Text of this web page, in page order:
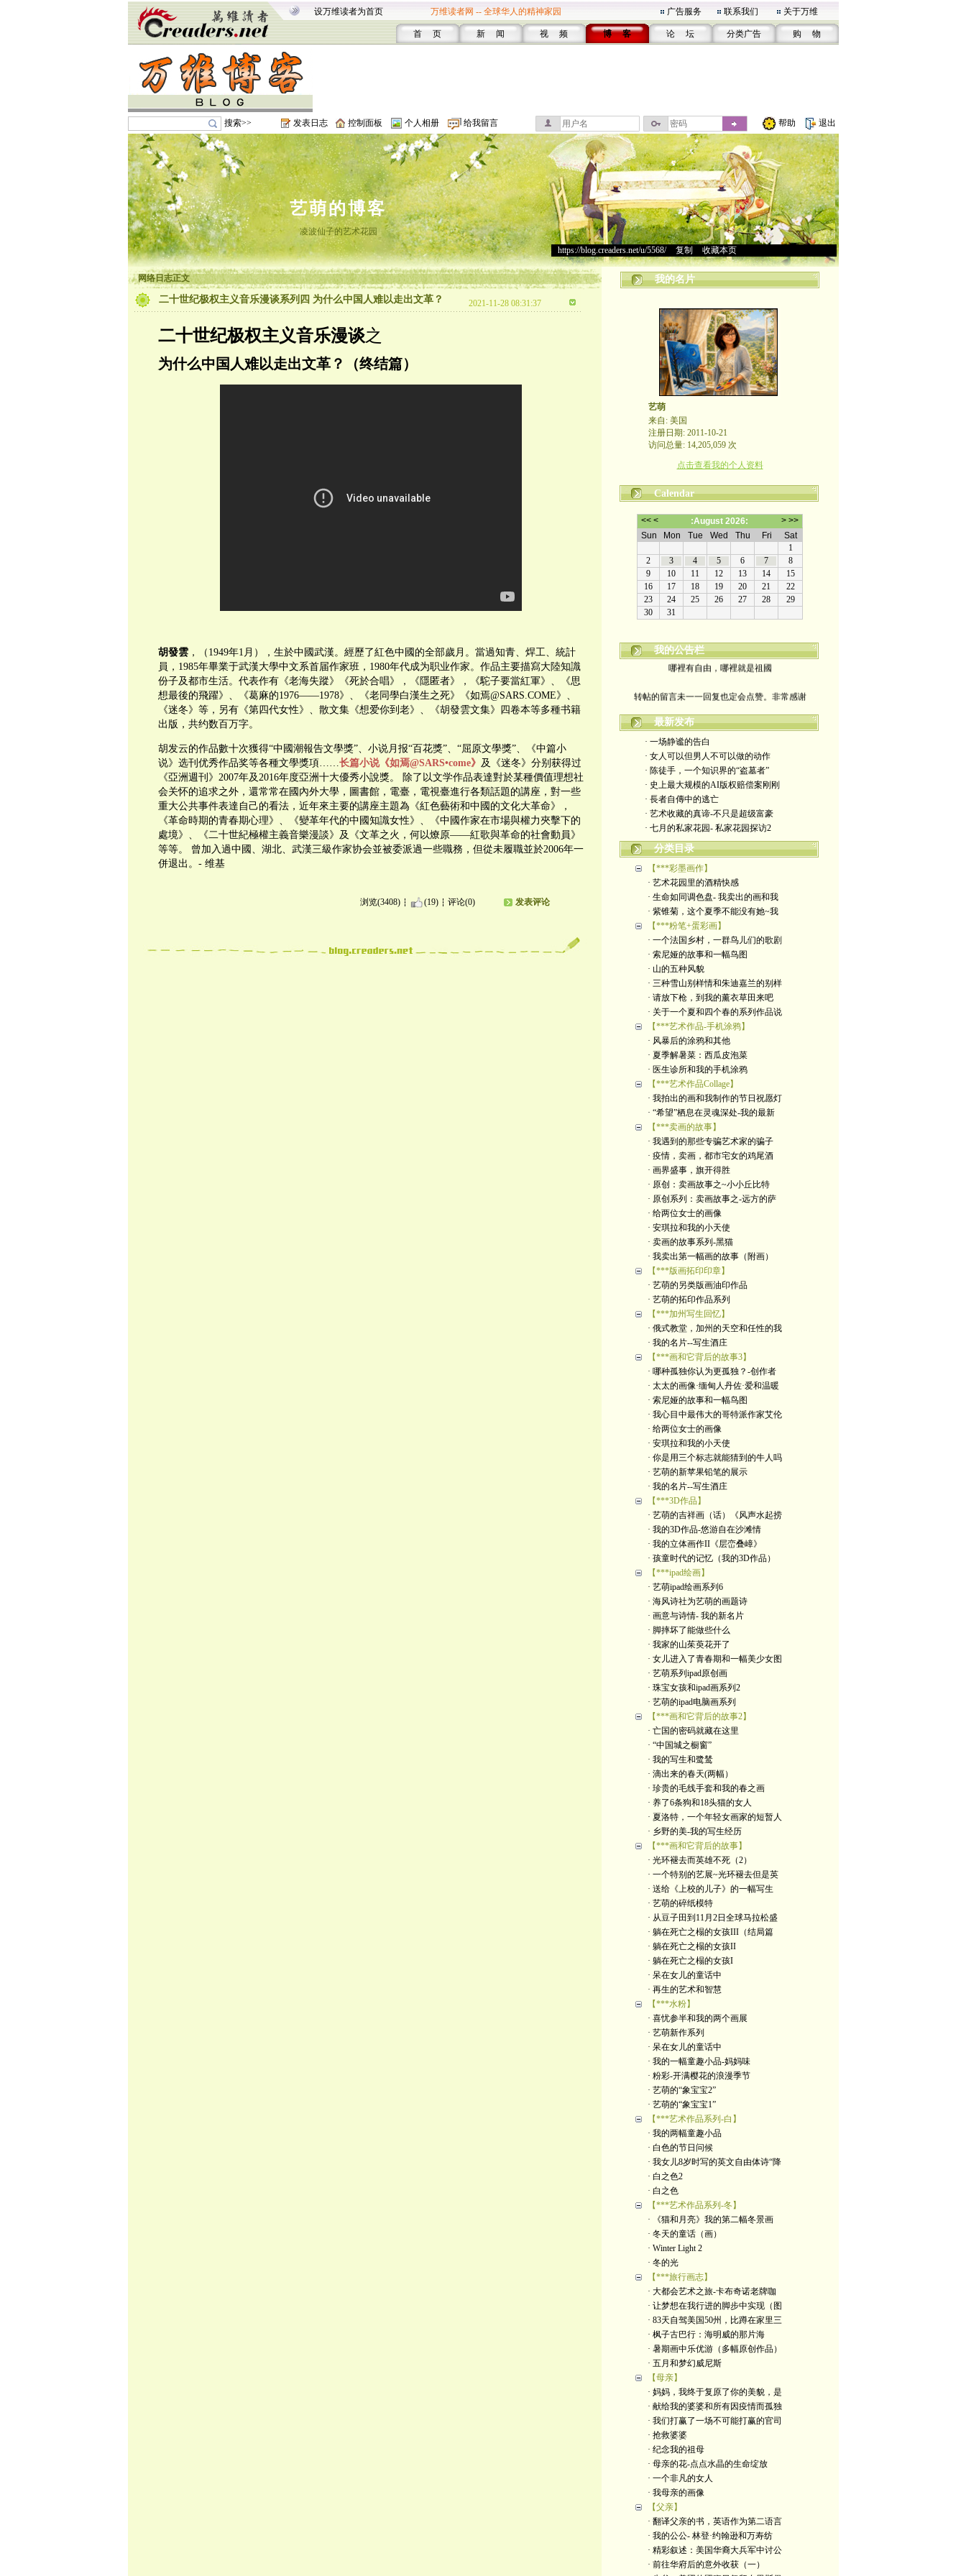
设万维读者为首页 万维读者网 -- 全球华人的精神家园 广告服务 联系我们 关于万维
首 页 新 闻 视 频 博 客 论 坛 分类广告 购 物
搜索>> 发表日志 控制面板 个人相册 给我留言 帮助 退出
艺萌的博客
凌波仙子的艺术花园
https://blog.creaders.net/u/5568/> 复制 收藏本页
网络日志正文
二十世纪极权主义音乐漫谈系列四 为什么中国人难以走出文革？ 2021-11-28 08:31:37
二十世纪极权主义音乐漫谈之
为什么中国人难以走出文革？（终结篇）
胡發雲，（1949年1月），生於中國武漢。經歷了紅色中國的全部歲月。當過知青、焊工、統計
員，1985年畢業于武漢大學中文系首届作家班，1980年代成为职业作家。作品主要描寫大陸知識
份子及都市生活。代表作有《老海失蹤》《死於合唱》，《隱匿者》，《駝子要當紅軍》、《思
想最後的飛躍》、《葛麻的1976——1978》、《老同學白漢生之死》《如焉@SARS.COME》、
《迷冬》等，另有《第四代女性》、散文集《想爱你到老》、《胡發雲文集》四卷本等多種书籍
出版，共约数百万字。
胡发云的作品數十次獲得“中國潮報告文學獎”、小说月报“百花獎”、“屈原文學獎”、《中篇小
说》选刊优秀作品奖等各種文學獎項…… 长篇小说《如焉@SARS•come》 及《迷冬》分别获得过
《亞洲週刊》2007年及2016年度亞洲十大優秀小說獎。 除了以文学作品表達對於某種價值理想社
会关怀的追求之外，還常常在國內外大學，圖書館，電臺，電視臺進行各類話題的講座，對一些
重大公共事件表達自己的看法，近年來主要的講座主題為《紅色藝術和中國的文化大革命》，
《革命時期的青春期心理》、《變革年代的中國知識女性》、《中國作家在市場與權力夾擊下的
處境》、《二十世紀極權主義音樂漫談》及《文革之火，何以燎原——紅歌與革命的社會動員》
等等。 曾加入過中國、湖北、武漢三級作家协会並被委派過一些職務，但從未履職並於2006年一
併退出。- 维基
浏览(3408) (19) 评论(0) 发表评论
我的名片
艺萌
来自: 美国
注册日期: 2011-10-21
访问总量: 14,205,059 次
点击查看我的个人资料
Calendar
我的公告栏
哪裡有自由，哪裡就是祖國
yimengling53@yahoo.com
有意收藏者请私信我，感谢一贯支持
政治转载不一定代表本人意见
艺术博客：https://yimengl.blog
目录中标注星号的为本人艺术原创
最新发布
· 一场静谧的告白
· 女人可以但男人不可以做的动作
· 陈徒手，一个知识界的“盗墓者”
· 史上最大规模的AI版权赔偿案刚刚
· 長者自傳中的逃亡
· 艺术收藏的真谛-不只是超级富豪
· 七月的私家花园- 私家花园探访2
分类目录
【***彩墨画作】
· 艺术花园里的酒精快感
· 生命如同调色盘- 我卖出的画和我
· 紫锥菊，这个夏季不能没有她~我
【***粉笔+蛋彩画】
· 一个法国乡村，一群鸟儿们的歌剧
· 索尼娅的故事和一幅鸟图
· 山的五种风貌
· 三种雪山别样情和朱迪嘉兰的别样
· 请放下枪，到我的薰衣草田来吧
· 关于一个夏和四个春的系列作品说
【***艺术作品-手机涂鸦】
· 风暴后的涂鸦和其他
· 夏季解暑菜：西瓜皮泡菜
· 医生诊所和我的手机涂鸦
【***艺术作品Collage】
· 我拍出的画和我制作的节日祝愿灯
· “希望”栖息在灵魂深处-我的最新
【***卖画的故事】
· 我遇到的那些专骗艺术家的骗子
· 疫情，卖画，都市宅女的鸡尾酒
· 画界盛事，旗开得胜
· 原创：卖画故事之~小小丘比特
· 原创系列：卖画故事之-远方的萨
· 给两位女士的画像
· 安琪拉和我的小天使
· 卖画的故事系列-黑猫
· 我卖出第一幅画的故事（附画）
【***版画拓印印章】
· 艺萌的另类版画油印作品
· 艺萌的拓印作品系列
【***加州写生回忆】
· 俄式教堂，加州的天空和任性的我
· 我的名片--写生酒庄
【***画和它背后的故事3】
· 哪种孤独你认为更孤独？-创作者
· 太太的画像·缅甸人丹佐·爱和温暖
· 索尼娅的故事和一幅鸟图
· 我心目中最伟大的哥特派作家艾伦
· 给两位女士的画像
· 安琪拉和我的小天使
· 你是用三个标志就能猜到的牛人吗
· 艺萌的新苹果铅笔的展示
· 我的名片--写生酒庄
【***3D作品】
· 艺萌的吉祥画（话）《风声水起捞
· 我的3D作品-悠游自在沙滩情
· 我的立体画作II《层峦叠嶂》
· 孩童时代的记忆（我的3D作品）
【***ipad绘画】
· 艺萌ipad绘画系列6
· 海风诗社为艺萌的画题诗
· 画意与诗情- 我的新名片
· 脚摔坏了能做些什么
· 我家的山茱萸花开了
· 女儿进入了青春期和一幅美少女图
· 艺萌系列ipad原创画
· 珠宝女孩和ipad画系列2
· 艺萌的ipad电脑画系列
【***画和它背后的故事2】
· 亡国的密码就藏在这里
· “中国城之橱窗”
· 我的写生和鹭鸶
· 滴出来的春天(两幅）
· 珍贵的毛线手套和我的春之画
· 养了6条狗和18头猫的女人
· 夏洛特，一个年轻女画家的短暂人
· 乡野的美-我的写生经历
【***画和它背后的故事】
· 光环褪去而英雄不死（2）
· 一个特别的艺展~光环褪去但是英
· 送给《上校的儿子》的一幅写生
· 艺萌的碎纸模特
· 从豆子田到11月2日全球马拉松盛
· 躺在死亡之榻的女孩III（结局篇
· 躺在死亡之榻的女孩II
· 躺在死亡之榻的女孩I
· 呆在女儿的童话中
· 再生的艺术和智慧
【***水粉】
· 喜忧参半和我的两个画展
· 艺萌新作系列
· 呆在女儿的童话中
· 我的一幅童趣小品-妈妈味
· 粉彩-开满樱花的浪漫季节
· 艺萌的“象宝宝2”
· 艺萌的“象宝宝1”
【***艺术作品系列-白】
· 我的两幅童趣小品
· 白色的节日问候
· 我女儿8岁时写的英文自由体诗“降
· 白之色2
· 白之色
【***艺术作品系列-冬】
· 《猫和月亮》我的第二幅冬景画
· 冬天的童话（画）
· Winter Light 2
· 冬的光
【***旅行画志】
· 大都会艺术之旅-卡布奇诺老牌咖
· 让梦想在我行进的脚步中实现（图
· 83天自驾美国50州，比蹲在家里三
· 枫子古巴行：海明威的那片海
· 暑期画中乐优游（多幅原创作品）
· 五月和梦幻威尼斯
【母亲】
· 妈妈，我终于复原了你的美貌，是
· 献给我的婆婆和所有因疫情而孤独
· 我们打赢了一场不可能打赢的官司
· 抢救婆婆
· 纪念我的祖母
· 母亲的花-点点水晶的生命绽放
· 一个非凡的女人
· 我母亲的画像
【父亲】
· 翻译父亲的书，英语作为第二语言
· 我的公公- 林登·约翰逊和万寿纺
· 精彩叙述：美国华裔大兵军中讨公
· 前往华府后的意外收获（一）